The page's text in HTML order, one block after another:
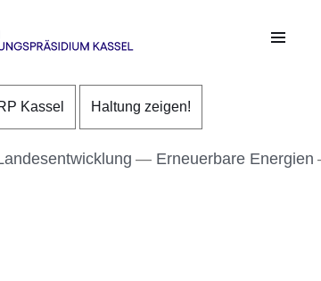
Kopf der Seite
Inhalt
Fuß der Seite
Kassel Haltung zeigen!
Erneuerbare Energien